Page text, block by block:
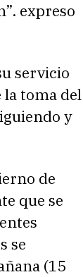
expreso
servicio
la toma del
y
de
que se
se
(15